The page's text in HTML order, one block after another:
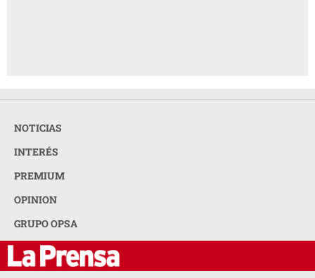
NOTICIAS
INTERÉS
PREMIUM
OPINION
GRUPO OPSA